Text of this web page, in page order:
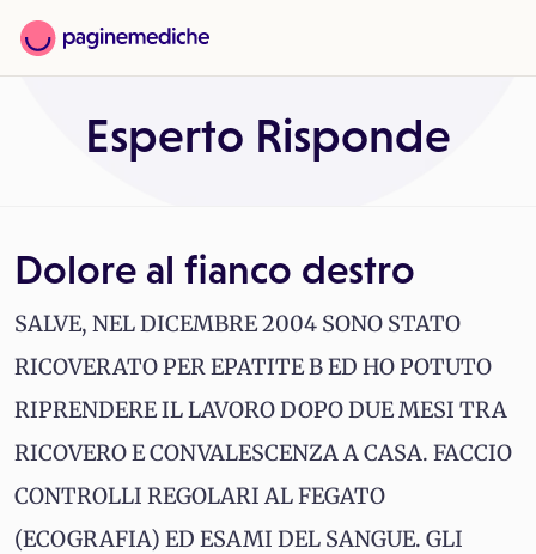
Esperto Risponde
Dolore al fianco destro
SALVE, NEL DICEMBRE 2004 SONO STATO
RICOVERATO PER EPATITE B ED HO POTUTO
RIPRENDERE IL LAVORO DOPO DUE MESI TRA
RICOVERO E CONVALESCENZA A CASA. FACCIO
CONTROLLI REGOLARI AL FEGATO
(ECOGRAFIA) ED ESAMI DEL SANGUE. GLI